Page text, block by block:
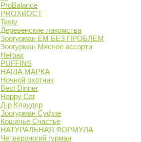
ProBalance
PROХВОСТ
Tasty
Деревенские лакомства
Зоогурман ЕМ БЕЗ ПРОБЛЕМ
Зоогурман Мясное ассорти
Herbax
PUFFINS
НАША МАРКА
Ночной охотник
Best Dinner
Happy Cat
Д-р Клаудер
Зоогурман Суфле
Кошачье Счастье
НАТУРАЛЬНАЯ ФОРМУЛА
Четвероногий гурман